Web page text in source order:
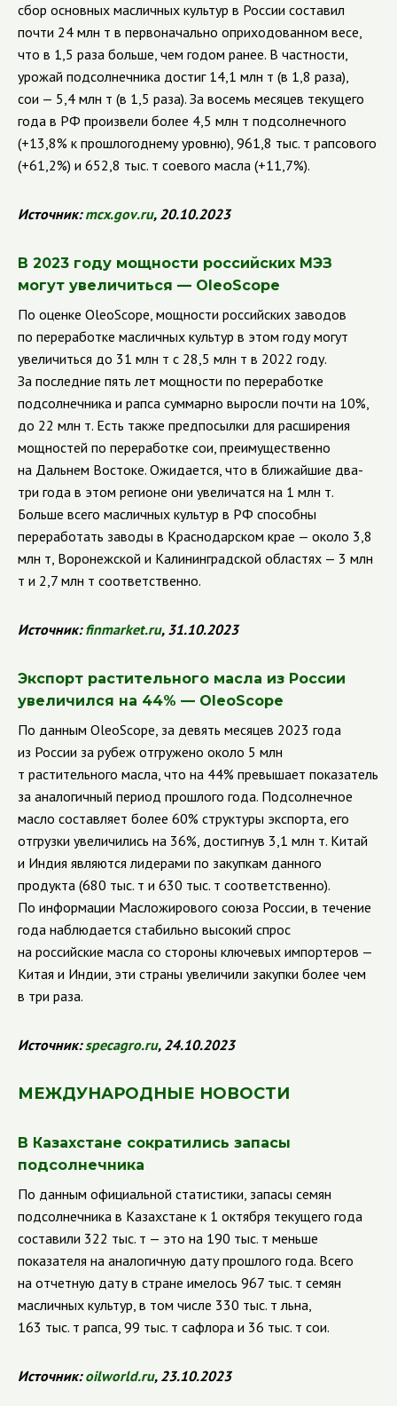
сбор основных масличных культур в России составил
почти 24 млн т в первоначально оприходованном весе,
что в 1,5 раза больше, чем годом ранее. В частности,
урожай подсолнечника достиг 14,1 млн т (в 1,8 раза),
сои — 5,4 млн т (в 1,5 раза). За восемь месяцев текущего
года в РФ произвели более 4,5 млн т подсолнечного
(+13,8% к прошлогоднему уровню), 961,8 тыс. т рапсового
(+61,2%) и 652,8 тыс. т соевого масла (+11,7%).
Источник:mcx.gov.ru, 20.10.2023
В 2023 году мощности российских МЭЗ
могут увеличиться — OleoScope
По оценке OleoScope, мощности российских заводов
по переработке масличных культур в этом году могут
увеличиться до 31 млн т с 28,5 млн т в 2022 году.
За последние пять лет мощности по переработке
подсолнечника и рапса суммарно выросли почти на 10%,
до 22 млн т. Есть также предпосылки для расширения
мощностей по переработке сои, преимущественно
на Дальнем Востоке. Ожидается, что в ближайшие два-
три года в этом регионе они увеличатся на 1 млн т.
Больше всего масличных культур в РФ способны
переработать заводы в Краснодарском крае — около 3,8
млн т, Воронежской и Калининградской областях — 3 млн
т и 2,7 млн т соответственно.
Источник:finmarket.ru, 31.10.2023
Экспорт растительного масла из России
увеличился на 44% — OleoScope
По данным OleoScope, за девять месяцев 2023 года
из России за рубеж отгружено около 5 млн
т растительного масла, что на 44% превышает показатель
за аналогичный период прошлого года. Подсолнечное
масло составляет более 60% структуры экспорта, его
отгрузки увеличились на 36%, достигнув 3,1 млн т. Китай
и Индия являются лидерами по закупкам данного
продукта (680 тыс. т и 630 тыс. т соответственно).
По информации Масложирового союза России, в течение
года наблюдается стабильно высокий спрос
на российские масла со стороны ключевых импортеров —
Китая и Индии, эти страны увеличили закупки более чем
в три раза.
Источник:specagro.ru, 24.10.2023
МЕЖДУНАРОДНЫЕ НОВОСТИ
В Казахстане сократились запасы
подсолнечника
По данным официальной статистики, запасы семян
подсолнечника в Казахстане к 1 октября текущего года
составили 322 тыс. т — это на 190 тыс. т меньше
показателя на аналогичную дату прошлого года. Всего
на отчетную дату в стране имелось 967 тыс. т семян
масличных культур, в том числе 330 тыс. т льна,
163 тыс. т рапса, 99 тыс. т сафлора и 36 тыс. т сои.
Источник:oilworld.ru, 23.10.2023